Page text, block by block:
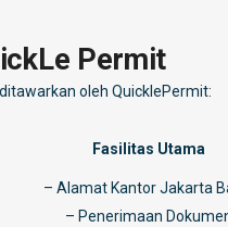
Permit
oleh QuicklePermit:
Fasilitas Utama
– Alamat Kantor Jakarta
– Penerimaan